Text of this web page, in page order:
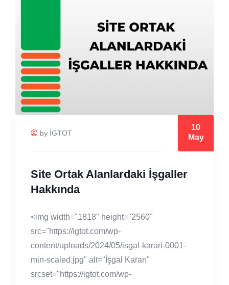
by İGTOT
10
May
Site Ortak Alanlardaki İşgaller
Hakkında
<img width="1818" height="2560"
src="https://igtot.com/wp-
content/uploads/2024/05/isgal-karari-0001-
min-scaled.jpg" alt="İşgal Kararı"
srcset="https://igtot.com/wp-